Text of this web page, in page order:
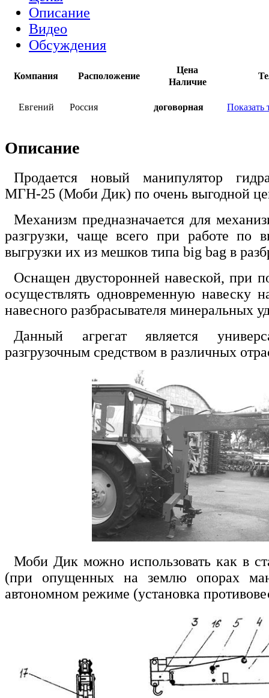
Описание
Видео
Обсуждения
Компания Расположение
Цена
Наличие
Евгений Россия договорная Показать
Описание
Продается новый манипулятор
МГН-25 (Моби Дик) по очень выгодной
Механизм предназначается для
разгрузки, чаще всего при работе по
выгрузки их из мешков типа big bag в
Оснащен двусторонней навеской, при
осуществлять одновременную навеску
навесного разбрасывателя минеральных
Данный агрегат является
разгрузочным средством в различных
Моби Дик можно использовать как в
(при опущенных на землю опорах
автономном режиме (установка